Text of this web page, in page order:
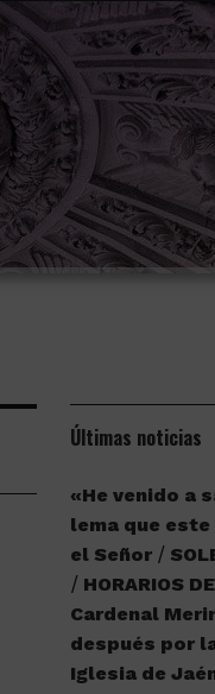
Últimas noticias
«He venido a
lema que
el Señor
HORARIOS
Cardenal
después por
Iglesia de